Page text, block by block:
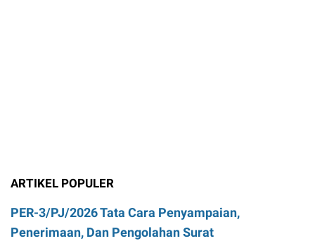
ARTIKEL POPULER
PER-3/PJ/2026 Tata Cara Penyampaian,
Penerimaan, Dan Pengolahan Surat